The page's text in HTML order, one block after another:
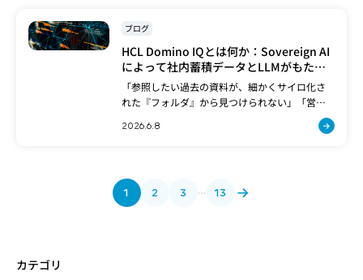
ブログ
HCL Domino IQとは何か：Sovereign AI
によって社内蓄積データとLLMがもたら
すもの
「参照したい過去の資料が、細かくサイロ化さ
れた『フォルダ』から見つけられない」「営業
い」「去年の見積もり内容すら分からない」な
2026.6.8
1 2 3 … 13
カテゴリ